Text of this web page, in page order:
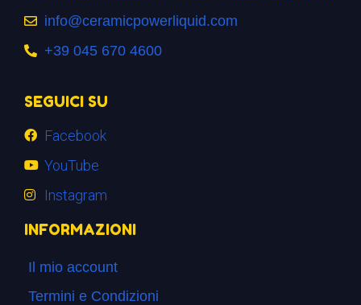
info@ceramicpowerliquid.com
+39 045 670 4600
SEGUICI SU
Facebook
YouTube
Instagram
INFORMAZIONI
Il mio account
Termini e Condizioni